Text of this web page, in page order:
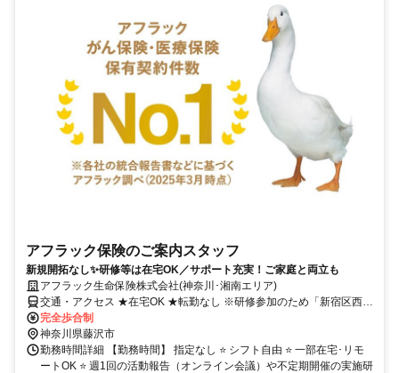
アフラック保険のご案内スタッフ
新規開拓なし✨研修等は在宅OK／サポート充実！ご家庭と両立も
アフラック生命保険株式会社(神奈川･湘南エリア)
交通・アクセス ★在宅OK ★転勤なし ※研修参加のため「新宿区西新
宿」への出社あり
完全歩合制
神奈川県藤沢市
勤務時間詳細 【勤務時間】 指定なし ⭐ シフト自由 ⭐ 一部在宅･リモ
ートOK ⭐ 週1回の活動報告（オンライン会議）や不定期開催の実施研